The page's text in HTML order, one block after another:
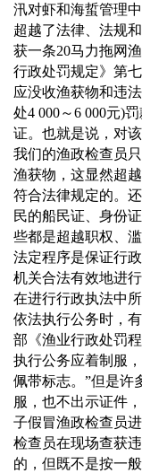
汛对虾和海蜇管理
超越了法律、法规
获一条20马力拖网
行政处罚规定》第
应没收渔获物和违
处4 000～6 000元)罚
证。也就是说，对
我们的渔政检查员
渔获物，这显然超
符合法律规定的。
民的船民证、身份
些都是超越职权、
法定程序是保证行
机关合法有效地进
在进行行政执法中
依法执行公务时，
部《渔业行政处罚
执行公务应着制服
佩带标志。”但是许
服，也不出示证件
子假冒渔政检查员
检查员在现场查获
的，但既不是按一